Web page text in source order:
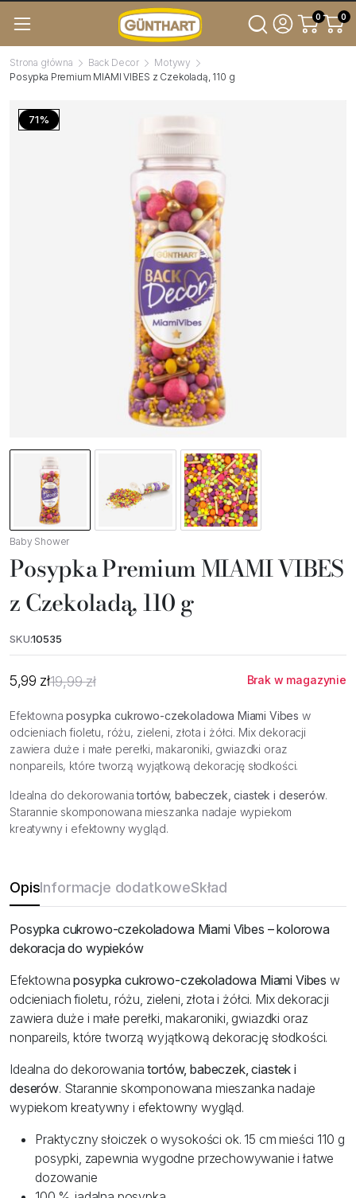
0 0
Strona główna Back Decor
Motywy
Posypka Premium MIAMI VIBES z Czekoladą, 110 g
71%
Baby Shower
Posypka Premium MIAMI VIBES
z Czekoladą, 110 g
SKU:10535
19,99złPierwotna
wynosiła:
19,99 zł.
5,99 zł Aktualna
wynosi:
5,99 zł.
Brak w magazynie
Efektownaposypka cukrowo-czekoladowa Miami Vibes w
odcieniach fioletu, różu, zieleni, złota i żółci. Mix dekoracji
zawiera duże i małe perełki, makaroniki, gwiazdki oraz
nonpareils, które tworzą wyjątkową dekorację słodkości.
Idealna do dekorowaniatortów, babeczek, ciastek i deserów.
Starannie skomponowana mieszanka nadaje wypiekom
kreatywny i efektowny wygląd.
OpisInformacje dodatkoweSkład
Posypka cukrowo-czekoladowa Miami Vibes – kolorowa
dekoracja do wypieków
Efektownaposypka cukrowo-czekoladowa Miami Vibes w
odcieniach fioletu, różu, zieleni, złota i żółci. Mix dekoracji
zawiera duże i małe perełki, makaroniki, gwiazdki oraz
nonpareils, które tworzą wyjątkową dekorację słodkości.
Idealna do dekorowaniatortów, babeczek, ciastek i
deserów. Starannie skomponowana mieszanka nadaje
wypiekom kreatywny i efektowny wygląd.
Praktyczny słoiczek o wysokości ok. 15 cm mieści 110 g
posypki, zapewnia wygodne przechowywanie i łatwe
dozowanie